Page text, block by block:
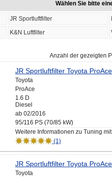
Wählen Sie bitte
JR Sportluftfilter
K&N Luftfilter
Anzahl der gezeigten
JR Sportluftfilter Toyota
Toyota
ProAce
1.6 D
Diesel
ab 02/2016
95/116 PS (70/85 kW)
Weitere Informationen zu Tuning
(1)
JR Sportluftfilter Toyota
Toyota